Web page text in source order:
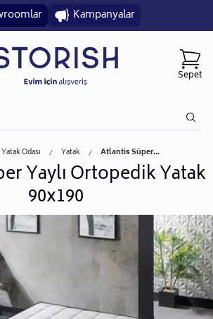
Kampanyalar
Sepet
Yatak Odası Yatak Atlantis Süper...
Yaylı Ortopedik Yatak
90x190